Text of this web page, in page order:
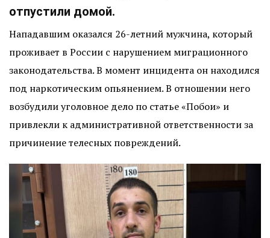
отпустили домой.
Нападавшим оказался 26-летний мужчина, который
проживает в России с нарушением миграционного
законодательства. В момент инцидента он находился
под наркотическим опьянением. В отношении него
возбудили уголовное дело по статье «Побои» и
привлекли к административной ответственности за
причинение телесных повреждений.